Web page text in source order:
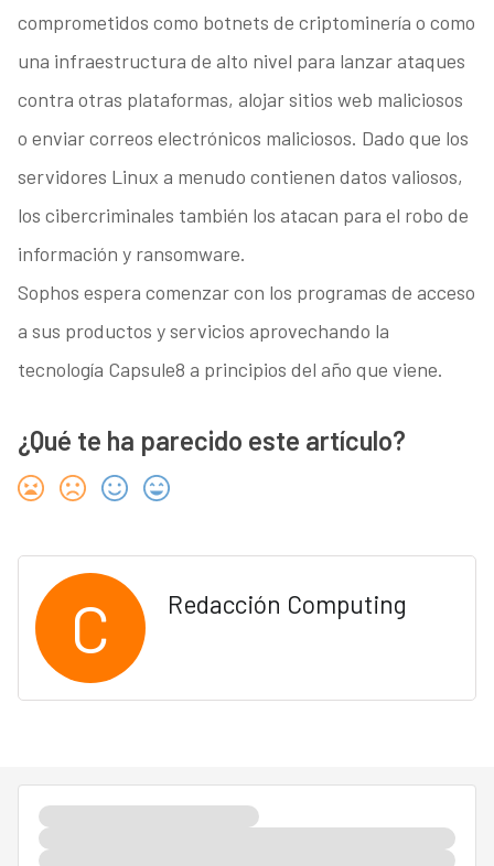
comprometidos como botnets de criptominería o como
una infraestructura de alto nivel para lanzar ataques
contra otras plataformas, alojar sitios web maliciosos
o enviar correos electrónicos maliciosos. Dado que los
servidores Linux a menudo contienen datos valiosos,
los cibercriminales también los atacan para el robo de
información y ransomware.
Sophos espera comenzar con los programas de acceso
a sus productos y servicios aprovechando la
tecnología Capsule8 a principios del año que viene.
¿Qué te ha parecido este artículo?
C Redacción Computing